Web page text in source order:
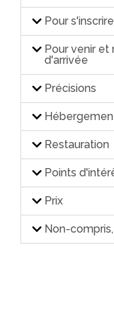
Pour s'inscrire
Pour venir et
d'arrivée
Précisions
Restauration
Points
Prix
Non-